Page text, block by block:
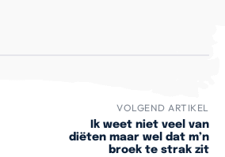
VOLGEND ARTIKEL
Ik weet niet veel van
diëten maar wel dat m’n
broek te strak zit